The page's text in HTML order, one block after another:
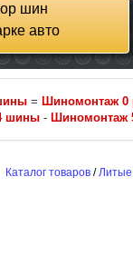
шин
авто
= Шиномонтаж 0
шины - Шиномонтаж
Каталог товаров /Литые